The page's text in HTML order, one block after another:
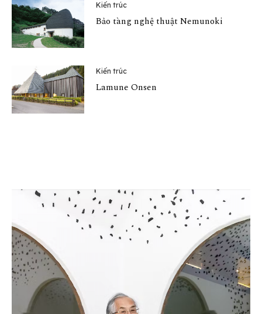
Kiến trúc
Bảo tàng nghệ thuật Nemunoki
Kiến trúc
Lamune Onsen